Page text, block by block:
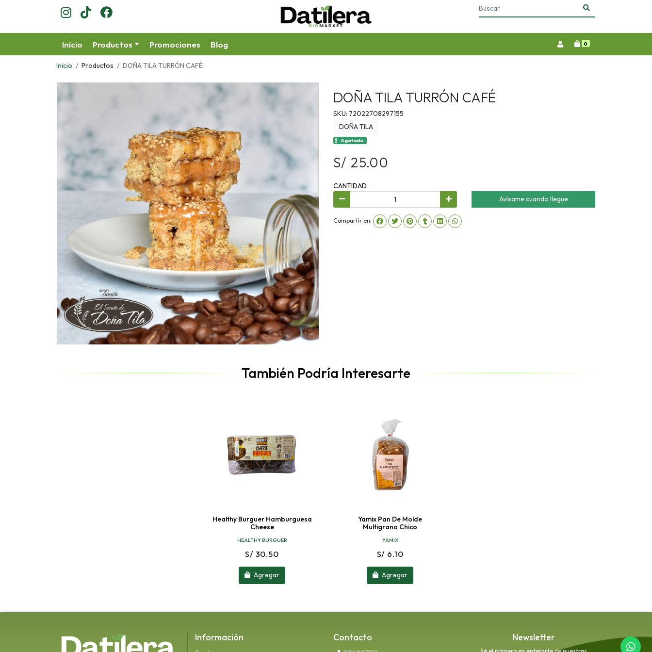
Inicio Productos Promociones Blog 0
Inicio Productos DOÑA TILA TURRÓN CAFÉ
DOÑA TILA TURRÓN CAFÉ
SKU: 72022708297155
DOÑA TILA
Agotado.
S/ 25.00
CANTIDAD
Avísame cuando llegue
Compartir en:
También Podría Interesarte
Healthy Burguer Hamburguesa
Cheese
HEALTHY BURGUER
S/ 30.50
Agregar
Yamix Pan De Molde
Multigrano Chico
YAMIX
S/ 6.10
Agregar
Información Contacto Newsletter